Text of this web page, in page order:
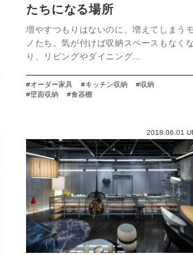
たちになる場所
増やすつもりはないのに、増えてしまうモ
ノたち。気が付けば収納スペースもなくな
り、リビングやダイニング...
オーダー家具 キッチン収納
収納
壁面収納
食器棚
2018.06.01